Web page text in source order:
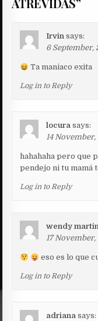
ATREVIDAS”
Irvin says:
6 September,
Ta maniaco exita
Log in to Reply
locura says:
14 November,
hahahaha pero que
pendejo ni tu mamá
Log in to Reply
wendy
17 November,
eso es lo que
Log in to Reply
adriana says: